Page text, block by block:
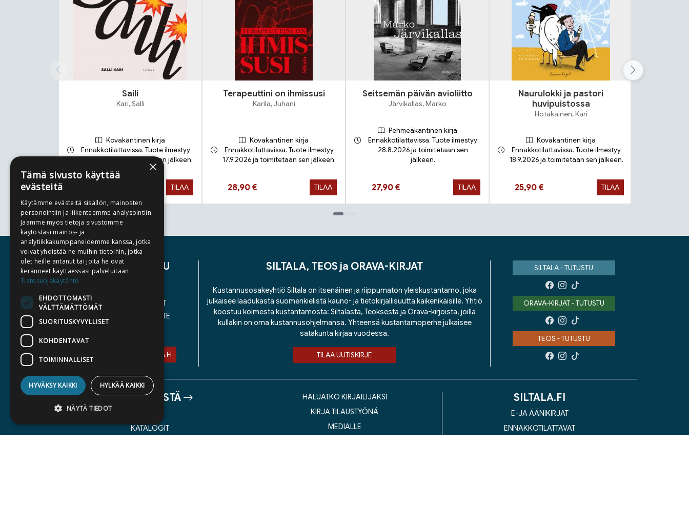
Saili
Kari, Salli
Kovakantinen kirja
Ennakkotilattavissa. Tuote ilmestyy
21.9.2026 ja toimitetaan sen jälkeen.
TILAA
Terapeuttini on ihmissusi
Karila, Juhani
Kovakantinen kirja
Ennakkotilattavissa. Tuote ilmestyy
17.9.2026 ja toimitetaan sen jälkeen.
Hinta nyt
28,90 € TILAA
Seitsemän päivän avioliitto
Järvikallas, Marko
Pehmeäkantinen kirja
Ennakkotilattavissa. Tuote ilmestyy
28.8.2026 ja toimitetaan sen
jälkeen.
Hinta nyt
27,90 € TILAA
Naurulokki ja pastori
huvipuistossa
Hotakainen, Kari
Kovakantinen kirja
Ennakkotilattavissa. Tuote ilmestyy
18.9.2026 ja toimitetaan sen jälkeen.
Hinta nyt
25,90 € TILAA
Tuoteluettelon loppu
ASIAKASPALVELU
YLEISET TOIMITUSEHDOT
SAAVUTETTAVUUSSELOSTE
ASIAKASPALVELU@STORIA.FI
SILTALA, TEOS ja ORAVA-KIRJAT
Kustannusosakeyhtiö Siltala on itsenäinen ja riippumaton yleiskustantamo, joka
julkaisee laadukasta suomenkielistä kauno- ja tietokirjallisuutta kaikenikäisille. Yhtiö
koostuu kolmesta kustantamosta: Siltalasta, Teoksesta ja Orava-kirjoista, joilla
kullakin on oma kustannusohjelmansa. Yhteensä kustantamoperhe julkaisee
satakunta kirjaa vuodessa.
TILAA UUTISKIRJE
SILTALA - TUTUSTU
ORAVA-KIRJAT - TUTUSTU
TEOS - TUTUSTU
TIETOA MEISTÄ
KATALOGIT
HALUATKO KIRJAILIJAKSI
KIRJA TILAUSTYÖNÄ
MEDIALLE
SILTALA.FI
E-JA ÄÄNIKIRJAT
ENNAKKOTILATTAVAT
×
Tämä sivusto käyttää
evästeitä
Käytämme evästeitä sisällön, mainosten
personointiin ja liikenteemme analysointiin.
Jaamme myös tietoja sivustomme
käytöstäsi mainos- ja
analytiikkakumppaneidemme kanssa, jotka
voivat yhdistää ne muihin tietoihin, jotka
olet heille antanut tai joita he ovat
keränneet käyttäessäsi palveluitaan.
Tietosuojakäytäntö
EHDOTTOMASTI
VÄLTTÄMÄTTÖMÄT
SUORITUSKYVYLLISET
KOHDENTAVAT
TOIMINNALLISET
HYVÄKSY KAIKKI HYLKÄÄ KAIKKI
NÄYTÄ TIEDOT